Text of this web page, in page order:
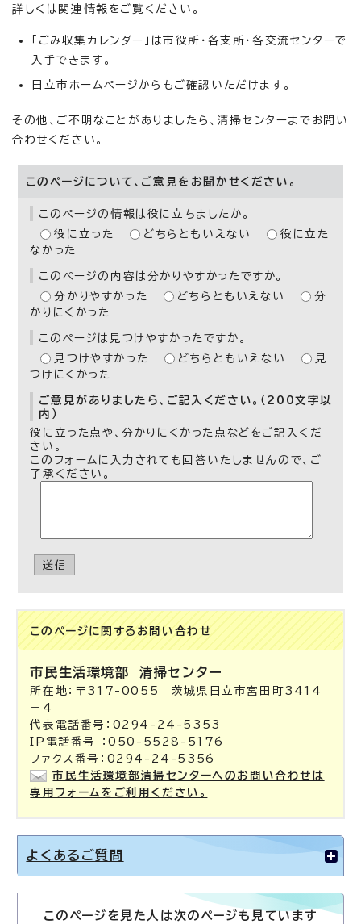
詳しくは関連情報をご覧ください。
「ごみ収集カレンダー」は市役所・各支所・各交流センターで
入手できます。
日立市ホームページからもご確認いただけます。
その他、ご不明なことがありましたら、清掃センターまでお問い
合わせください。
このページについて、ご意見をお聞かせください。
このページの情報は役に立ちましたか。
役に立った
どちらともいえない
役に立た
なかった
このページの内容は分かりやすかったですか。
分かりやすかった
どちらともいえない
分
かりにくかった
このページは見つけやすかったですか。
見つけやすかった
どちらともいえない
見
つけにくかった
ご意見がありましたら、ご記入ください。（200文字以
内）
役に立った点や、分かりにくかった点などをご記入くだ
さい。
このフォームに入力されても回答いたしませんので、ご
了承ください。
送信
このページに関する お問い合わせ
市民生活環境部清掃センター
所在地：〒317-0055 茨城県日立市宮田町3414
－4
代表電話番号：0294-24-5353
IP電話番号 ：050-5528-5176
ファクス番号：0294-24-5356
市民生活環境部清掃センターへのお問い合わせは
専用フォームをご利用ください。
よくあるご質問
このページを見た人は次のページも見ています